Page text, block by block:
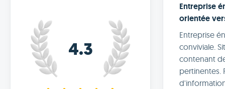
4.3
Entreprise
orientée
Entreprise
conviviale.
contenant
pertinentes.